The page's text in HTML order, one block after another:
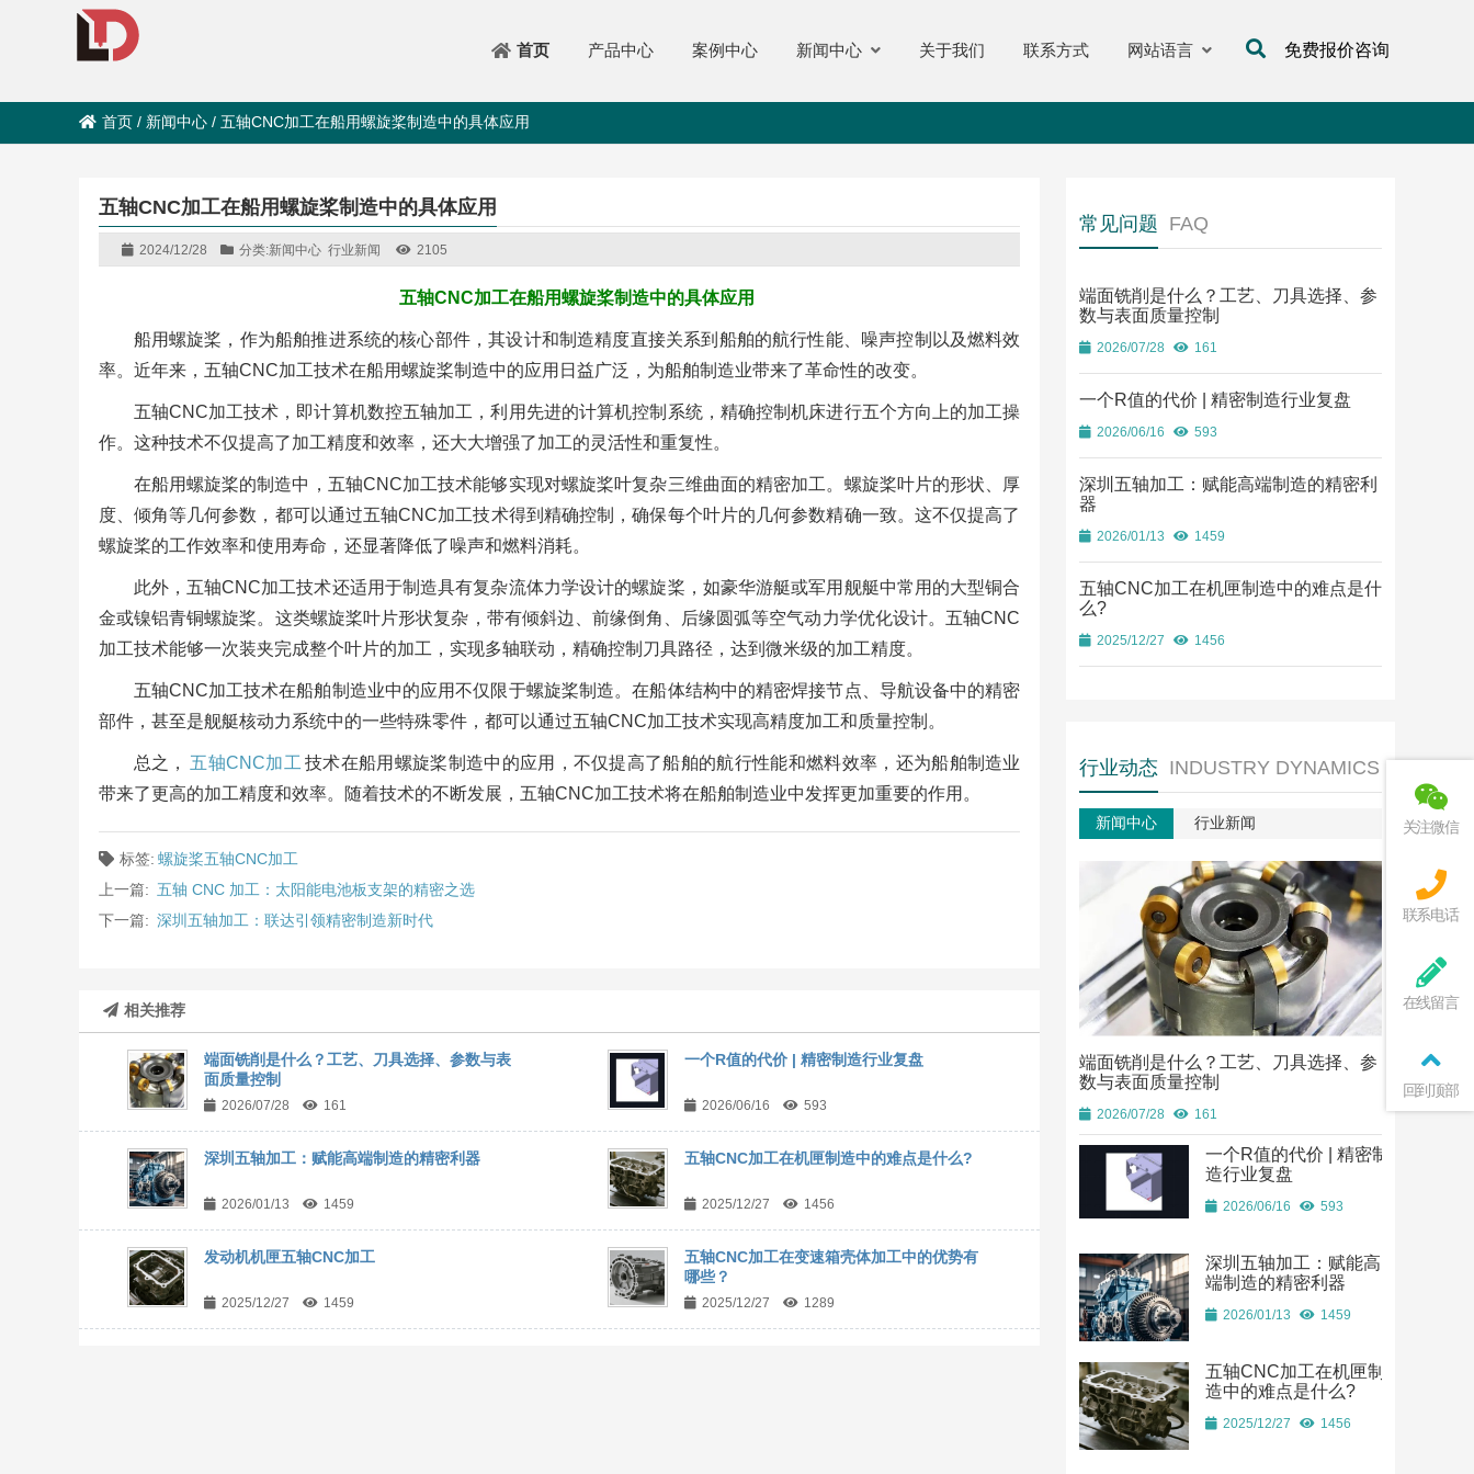
首页 产品中心 案例中心 新闻中心 关于我们 联系方式 网站语言 免费报价咨询
首页 / 新闻中心 / 五轴CNC加工在船用螺旋桨制造中的具体应用
五轴CNC加工在船用螺旋桨制造中的具体应用
2024/12/28 分类:新闻中心 行业新闻 2105
五轴CNC加工在船用螺旋桨制造中的具体应用
船用螺旋桨，作为船舶推进系统的核心部件，其设计和制造精度直接关系到船舶的航行性能、噪声控制以及燃料效
率。近年来，五轴CNC加工技术在船用螺旋桨制造中的应用日益广泛，为船舶制造业带来了革命性的改变。
五轴CNC加工技术，即计算机数控五轴加工，利用先进的计算机控制系统，精确控制机床进行五个方向上的加工操
作。这种技术不仅提高了加工精度和效率，还大大增强了加工的灵活性和重复性。
在船用螺旋桨的制造中，五轴CNC加工技术能够实现对螺旋桨叶复杂三维曲面的精密加工。螺旋桨叶片的形状、厚
度、倾角等几何参数，都可以通过五轴CNC加工技术得到精确控制，确保每个叶片的几何参数精确一致。这不仅提高了
螺旋桨的工作效率和使用寿命，还显著降低了噪声和燃料消耗。
此外，五轴CNC加工技术还适用于制造具有复杂流体力学设计的螺旋桨，如豪华游艇或军用舰艇中常用的大型铜合
金或镍铝青铜螺旋桨。这类螺旋桨叶片形状复杂，带有倾斜边、前缘倒角、后缘圆弧等空气动力学优化设计。五轴CNC
加工技术能够一次装夹完成整个叶片的加工，实现多轴联动，精确控制刀具路径，达到微米级的加工精度。
五轴CNC加工技术在船舶制造业中的应用不仅限于螺旋桨制造。在船体结构中的精密焊接节点、导航设备中的精密
部件，甚至是舰艇核动力系统中的一些特殊零件，都可以通过五轴CNC加工技术实现高精度加工和质量控制。
总之， 五轴CNC加工 技术在船用螺旋桨制造中的应用，不仅提高了船舶的航行性能和燃料效率，还为船舶制造业
带来了更高的加工精度和效率。随着技术的不断发展，五轴CNC加工技术将在船舶制造业中发挥更加重要的作用。
标签: 螺旋桨五轴CNC加工
上一篇: 五轴 CNC 加工：太阳能电池板支架的精密之选
下一篇: 深圳五轴加工：联达引领精密制造新时代
相关推荐
端面铣削是什么？工艺、刀具选择、参数与表
面质量控制
2026/07/28 161
一个R值的代价 | 精密制造行业复盘
2026/06/16 593
深圳五轴加工：赋能高端制造的精密利器
2026/01/13 1459
五轴CNC加工在机匣制造中的难点是什么?
2025/12/27 1456
发动机机匣五轴CNC加工
2025/12/27 1459
五轴CNC加工在变速箱壳体加工中的优势有
哪些？
2025/12/27 1289
常见问题 FAQ
端面铣削是什么？工艺、刀具选择、参
数与表面质量控制
2026/07/28 161
一个R值的代价 | 精密制造行业复盘
2026/06/16 593
深圳五轴加工：赋能高端制造的精密利
器
2026/01/13 1459
五轴CNC加工在机匣制造中的难点是什
么?
2025/12/27 1456
行业动态 INDUSTRY DYNAMICS
新闻中心 行业新闻
端面铣削是什么？工艺、刀具选择、参
数与表面质量控制
2026/07/28 161
一个R值的代价 | 精密制
造行业复盘
2026/06/16 593
深圳五轴加工：赋能高
端制造的精密利器
2026/01/13 1459
五轴CNC加工在机匣制
造中的难点是什么?
2025/12/27 1456
端面铣削
数与表面
2026/07/28
关注微信
联系电话
在线留言
回到顶部